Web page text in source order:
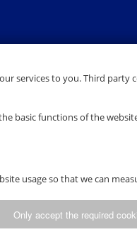
services to you. Third party
basic functions of the
usage so that we can
Only accept the required